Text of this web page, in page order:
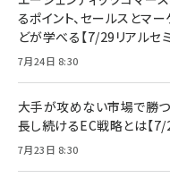
るポイント、セールスとマ
どが学べる【7/29リアルセ
7月24日 8:30
大手が攻めない市場で勝
長し続けるEC戦略とは【7/
7月23日 8:30